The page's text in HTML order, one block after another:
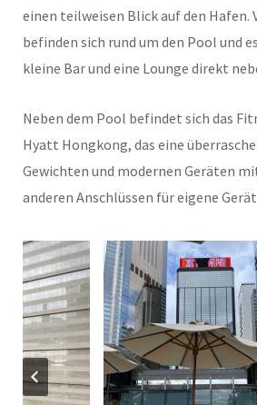
einen teilweisen Blick auf den Hafen.
befinden sich rund um den Pool und
kleine Bar und eine Lounge direkt
Neben dem Pool befindet sich das
Hyatt Hongkong, das eine
Gewichten und modernen Geräten
anderen Anschlüssen für eigene